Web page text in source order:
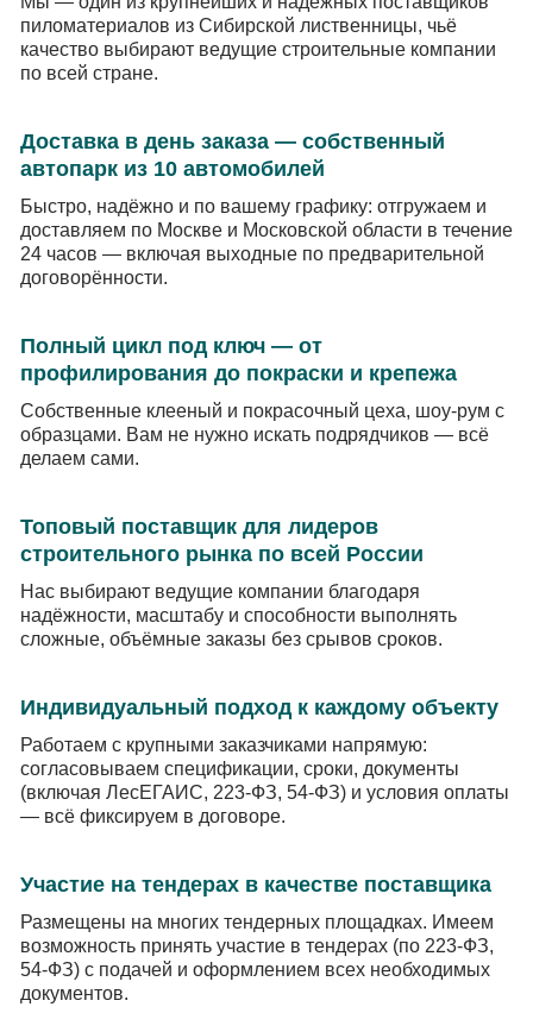
пиломатериалов из Сибирской лиственницы, чьё
качество выбирают ведущие строительные компании
по всей стране.
Доставка в день заказа — собственный
автопарк из 10 автомобилей
Быстро, надёжно и по вашему графику: отгружаем и
доставляем по Москве и Московской области в течение
24 часов — включая выходные по предварительной
договорённости.
Полный цикл под ключ — от
профилирования до покраски и крепежа
Собственные клееный и покрасочный цеха, шоу-рум с
образцами. Вам не нужно искать подрядчиков — всё
делаем сами.
Топовый поставщик для лидеров
строительного рынка по всей России
Нас выбирают ведущие компании благодаря
надёжности, масштабу и способности выполнять
сложные, объёмные заказы без срывов сроков.
Индивидуальный подход к каждому объекту
Работаем с крупными заказчиками напрямую:
согласовываем спецификации, сроки, документы
(включая ЛесЕГАИС, 223-ФЗ, 54-ФЗ) и условия оплаты
— всё фиксируем в договоре.
Участие на тендерах в качестве поставщика
Размещены на многих тендерных площадках. Имеем
возможность принять участие в тендерах (по 223-ФЗ,
54-ФЗ) с подачей и оформлением всех необходимых
документов.